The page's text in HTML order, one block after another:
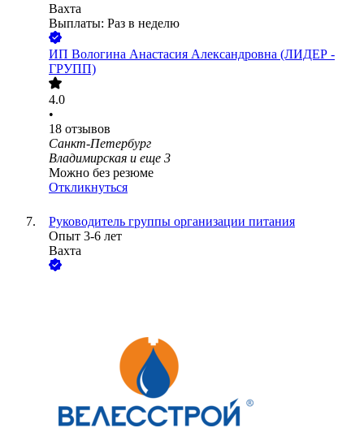
Вахта
Выплаты: Раз в неделю
ИП Вологина Анастасия Александровна (ЛИДЕР -
ГРУПП)
4.0
•
18 отзывов
Санкт-Петербург
Владимирская и еще 3
Можно без резюме
Откликнуться
Руководитель группы организации питания
Опыт 3-6 лет
Вахта